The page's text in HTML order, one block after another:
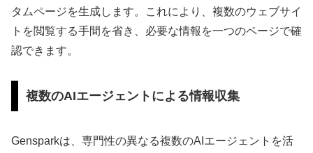
タムページを生成します。これにより、複数のウェブサイ
トを閲覧する手間を省き、必要な情報を一つのページで確
認できます。
複数のAIエージェントによる情報収集
Gensparkは、専門性の異なる複数のAIエージェントを活